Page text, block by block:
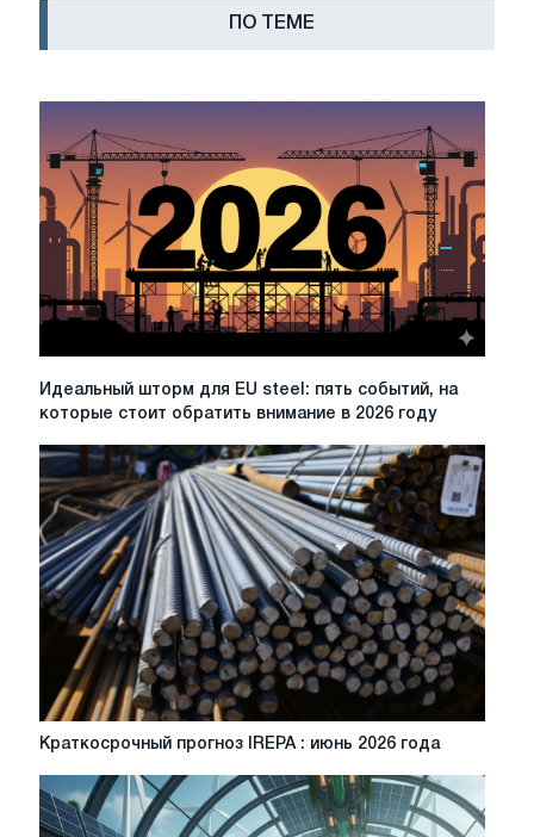
ПО ТЕМЕ
Идеальный
EU
steel:
пять
событий,
на
которые
стоит
обратить
внимание
2026
Идеальный шторм для EU steel: пять событий, на
которые стоит обратить внимание в 2026 году
Краткосрочный
IREPA
:
Краткосрочный прогноз IREPA : июнь 2026 года